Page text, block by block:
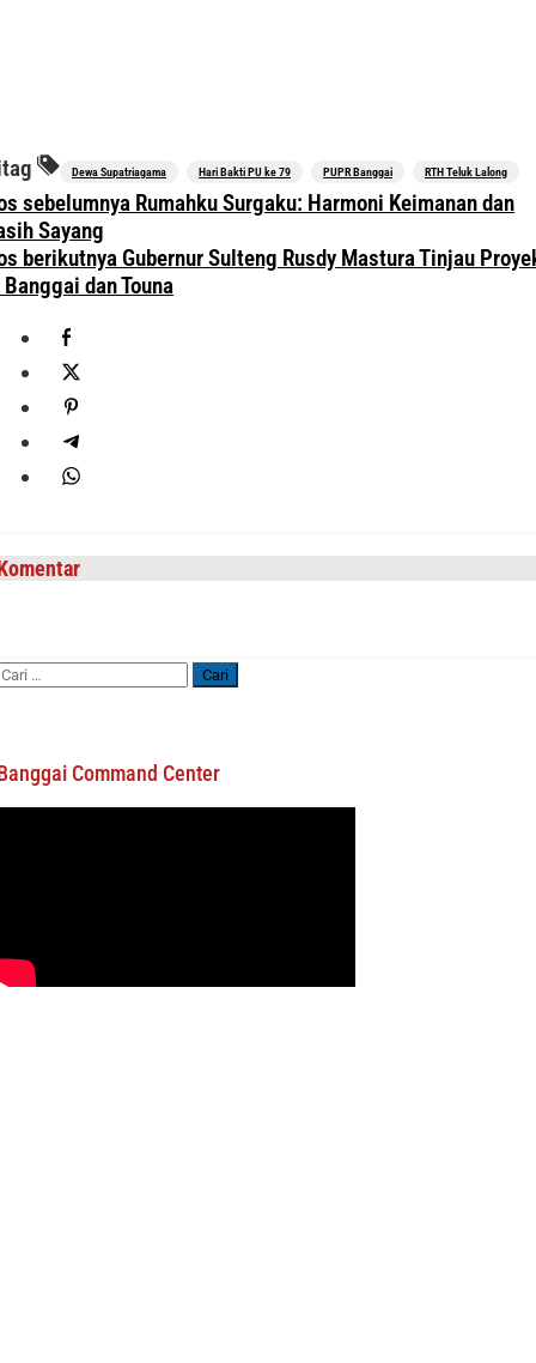
Dewa Supatriagama Hari Bakti PU ke 79 PUPR Banggai RTH Teluk Lalong
sebelumnya Rumahku Surgaku: Harmoni Keimanan dan
Sayang
berikutnya Gubernur Sulteng Rusdy Mastura Tinjau
dan Touna
Command Center